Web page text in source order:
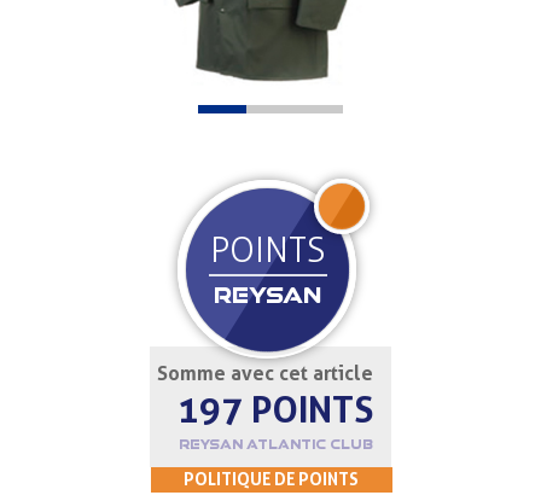
Somme avec cet article
197 POINTS
REYSAN ATLANTIC CLUB
POLITIQUE DE POINTS
POINTS
REYSAN
REJOIGNEZ